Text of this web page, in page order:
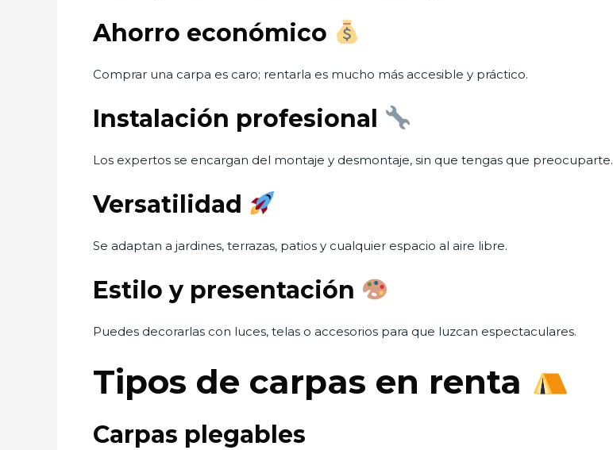
Ahorro económico
Comprar una carpa es caro; rentarla es mucho más accesible y práctico.
Instalación profesional
Los expertos se encargan del montaje y desmontaje, sin que tengas que preocuparte.
Versatilidad
Se adaptan a jardines, terrazas, patios y cualquier espacio al aire libre.
Estilo y presentación
Puedes decorarlas con luces, telas o accesorios para que luzcan espectaculares.
Tipos de carpas en renta
Carpas plegables